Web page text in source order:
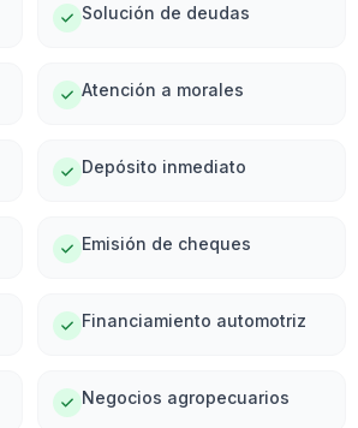
Solución de deudas
Atención a morales
Depósito inmediato
Emisión de cheques
Financiamiento automotriz
Negocios agropecuarios